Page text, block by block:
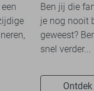
Ben jij die
je nog nooit
geweest?
snel verder...